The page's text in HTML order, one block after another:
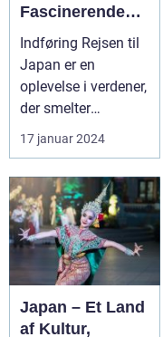
Fascinerende
Dykkertur ind i
det Kejserlige
Øst
Indføring Rejsen til
Japan er en
oplevelse i verdener,
der smelter
sammen: fra det
traditionelle ti...
17 januar 2024
Japan – Et Land
af Kultur,